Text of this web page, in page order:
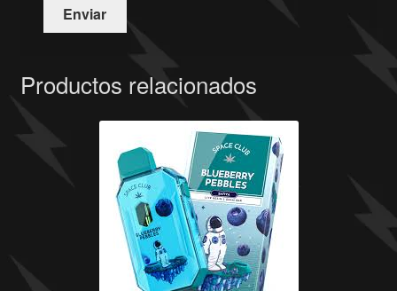
Productos relacionados